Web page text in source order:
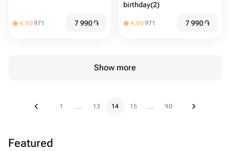
4.90971 7 990֏
birthday(2)
4.90971 7 990֏
Show more
1 ... 13 14 15 ... 90
Featured